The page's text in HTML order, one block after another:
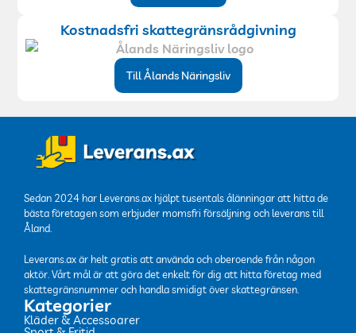
Kostnadsfri skattegränsrådgivning
Till Ålands Näringsliv
Sedan 2024 har Leverans.ax hjälpt tusentals ålänningar att hitta de
bästa företagen som erbjuder momsfri försäljning och leverans till
Åland.
Leverans.ax är helt gratis att använda och oberoende från någon
aktör. Vårt mål är att göra det enkelt för dig att hitta företag med
skattegränsnummer och handla smidigt över skattegränsen.
Kategorier
Kläder & Accessoarer